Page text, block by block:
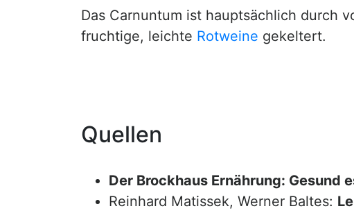
Das Carnuntum ist hauptsächlich durch
fruchtige, leichte Rotweine gekeltert.
Quellen
Der Brockhaus Ernährung: Gesund
Reinhard Matissek, Werner Baltes: